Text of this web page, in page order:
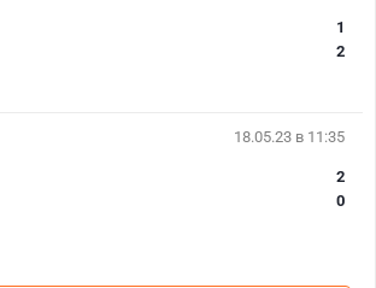
1
2
18.05.23 в 11:35
2
0